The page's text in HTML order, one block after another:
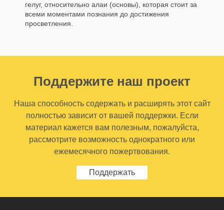
гелуг, относительно алаи (основы), которая стоит за
всеми моментами познания до достижения
просветления.
Поддержите наш проект
Наша способность содержать и расширять этот сайт
полностью зависит от вашей поддержки. Если
материал кажется вам полезным, пожалуйста,
рассмотрите возможность однократного или
ежемесячного пожертвования.
Поддержать